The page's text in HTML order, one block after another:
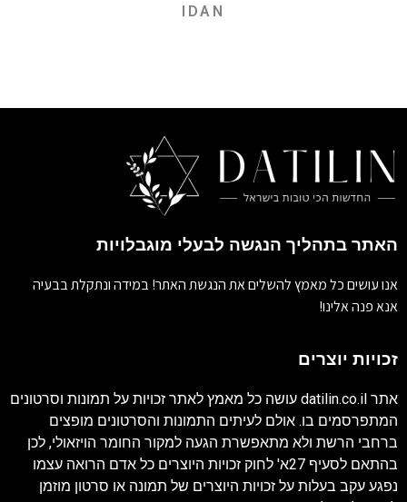
IDAN
האתר בתהליך הנגשה לבעלי מוגבלויות
אנו עושים כל מאמץ להשלים את הנגשת האתר! במידה ונתקלת בבעיה
אנא פנה אלינו!
זכויות יוצרים
אתר datilin.co.il עושה כל מאמץ לאתר זכויות על תמונות וסרטונים
המתפרסמים בו. אולם לעיתים התמונות והסרטונים מופצים
ברחבי הרשת ולא מתאפשרת הגעה למקור החומר הויזאולי, לכן
בהתאם לסעיף 27א' לחוק זכויות היוצרים כל אדם הרואה עצמו
נפגע עקב בעלות על זכויות היוצרים של תמונה או סרטון מוזמן